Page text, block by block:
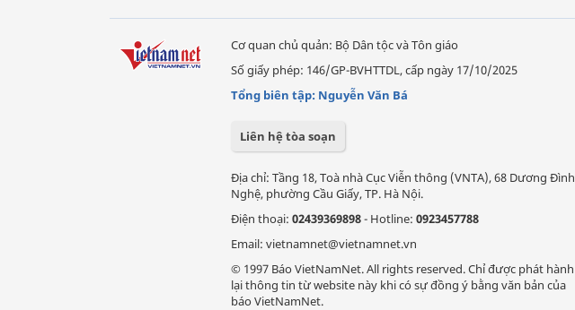
Cơ quan chủ quản: Bộ Dân tộc và Tôn giáo
Số giấy phép: 146/GP-BVHTTDL, cấp ngày 17/10/2025
Tổng biên tập: Nguyễn Văn Bá
Liên hệ tòa soạn
Địa chỉ: Tầng 18, Toà nhà Cục Viễn thông (VNTA), 68 Dương Đình
Nghệ, phường Cầu Giấy, TP. Hà Nội.
Điện thoại: 02439369898- Hotline: 0923457788
Email: vietnamnet@vietnamnet.vn
© 1997 Báo VietNamNet. All rights reserved. Chỉ được phát hành
lại thông tin từ website này khi có sự đồng ý bằng văn bản của
báo VietNamNet.